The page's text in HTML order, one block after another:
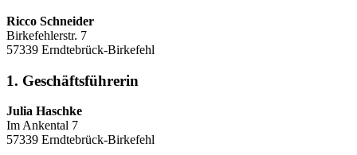
Ricco Schneider
Birkefehlerstr. 7
57339 Erndtebrück-Birkefehl
1. Geschäftsführerin
Julia Haschke
Im Ankental 7
57339 Erndtebrück-Birkefehl